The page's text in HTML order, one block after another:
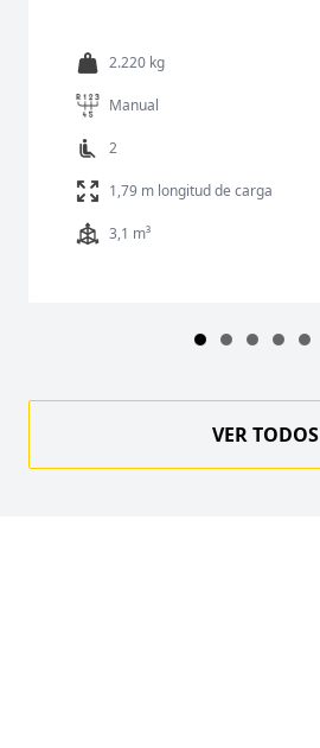
2.220 kg
Manual
2
1,79 m longitud de carga
3,1 m³
VER TODOS